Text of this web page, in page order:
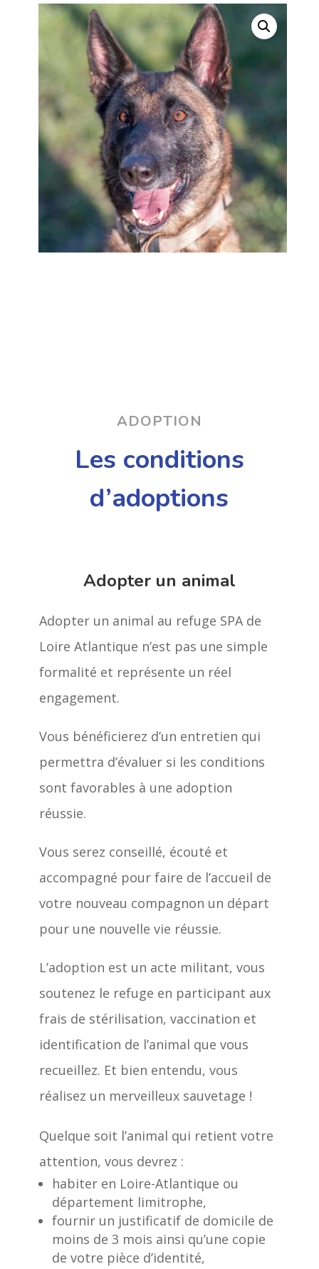
ADOPTION
Les conditions
d’adoptions
Adopter un animal
Adopter un animal au refuge SPA de
Loire Atlantique n’est pas une simple
formalité et représente un réel
engagement.
Vous bénéficierez d’un entretien qui
permettra d’évaluer si les conditions
sont favorables à une adoption
réussie.
Vous serez conseillé, écouté et
accompagné pour faire de l’accueil de
votre nouveau compagnon un départ
pour une nouvelle vie réussie.
L’adoption est un acte militant, vous
soutenez le refuge en participant aux
frais de stérilisation, vaccination et
identification de l’animal que vous
recueillez. Et bien entendu, vous
réalisez un merveilleux sauvetage !
Quelque soit l’animal qui retient votre
attention, vous devrez :
habiter en Loire-Atlantique ou
département limitrophe,
fournir un justificatif de domicile de
moins de 3 mois ainsi qu’une copie
de votre pièce d’identité,